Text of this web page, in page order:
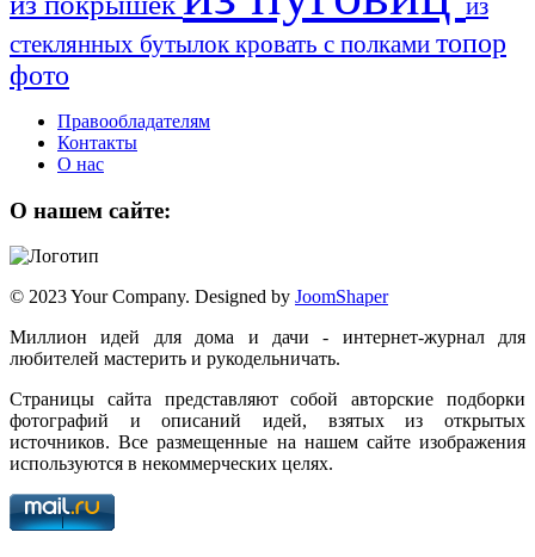
стеклянных бутылок кровать с полками топор
фото
Правообладателям
Контакты
О нас
О нашем сайте:
© 2023 Your Company. Designed by JoomShaper
Миллион идей для дома и дачи - интернет-журнал для
любителей мастерить и рукодельничать.
Страницы сайта представляют собой авторские подборки
фотографий и описаний идей, взятых из открытых
источников. Все размещенные на нашем сайте изображения
используются в некоммерческих целях.